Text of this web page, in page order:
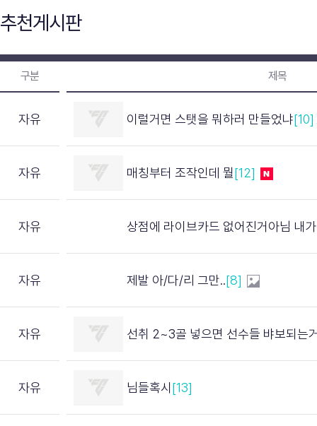
추천게시판
구분 제목
자유 이럴거면 스탯을 뭐하러 만들었냐[10]
자유 매칭부터 조작인데 뭘[12]
자유 상점에 라이브카드 없어진거아님 내가찾았음 참고하셈
자유 제발 아/다/리 그만..[8]
자유 선취 2~3골 넣으면 선수들 뱌보되는거 보정증거아
자유 님들혹시 [13]